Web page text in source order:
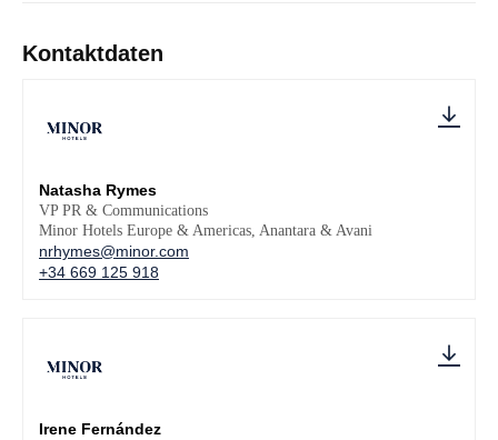
Kontaktdaten
Natasha Rymes
VP PR & Communications
Minor Hotels Europe & Americas, Anantara & Avani
nrhymes@minor.com
+34 669 125 918
Irene Fernández